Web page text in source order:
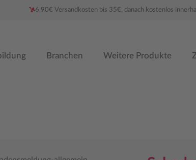
6,90€ Versandkosten bis 35€, danach kostenlos
Branchen Weitere Produkte